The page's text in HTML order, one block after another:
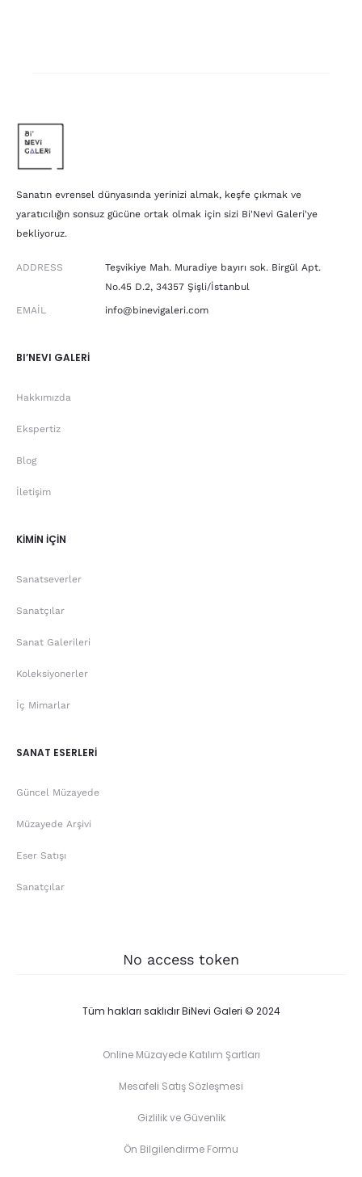
Sanatın evrensel dünyasında yerinizi almak, keşfe çıkmak ve
yaratıcılığın sonsuz gücüne ortak olmak için sizi Bi'Nevi Galeri'ye
bekliyoruz.
ADDRESS
Teşvikiye Mah. Muradiye bayırı sok. Birgül Apt.
No.45 D.2, 34357 Şişli/İstanbul
EMAIL info@binevigaleri.com
BI’NEVI GALERİ
Hakkımızda
Ekspertiz
Blog
İletişim
KİMİN İÇİN
Sanatseverler
Sanatçılar
Sanat Galerileri
Koleksiyonerler
İç Mimarlar
SANAT ESERLERİ
Güncel Müzayede
Müzayede Arşivi
Eser Satışı
Sanatçılar
No access token
Tüm hakları saklıdır BiNevi Galeri © 2024
Online Müzayede Katılım Şartları
Mesafeli Satış Sözleşmesi
Gizlilik ve Güvenlik
Ön Bilgilendirme Formu